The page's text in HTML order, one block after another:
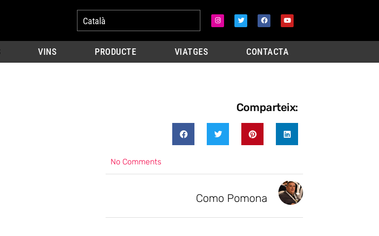
Català
VINS PRODUCTE VIATGES CONTACTA
Comparteix:
No Comments
Como Pomona